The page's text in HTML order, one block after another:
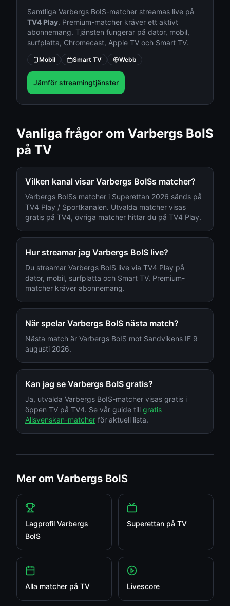
Samtliga Varbergs BoIS-matcher streamas live på
TV4 Play. Premium-matcher kräver ett aktivt
abonnemang. Tjänsten fungerar på dator, mobil,
surfplatta, Chromecast, Apple TV och Smart TV.
Mobil Smart TV Webb
Jämför streamingtjänster
Vanliga frågor om Varbergs BoIS
på TV
Vilken kanal visar Varbergs BoISs matcher?
Varbergs BoISs matcher i Superettan 2026 sänds på
TV4 Play / Sportkanalen. Utvalda matcher visas
gratis på TV4, övriga matcher hittar du på TV4 Play.
Hur streamar jag Varbergs BoIS live?
Du streamar Varbergs BoIS live via TV4 Play på
dator, mobil, surfplatta och Smart TV. Premium-
matcher kräver abonnemang.
När spelar Varbergs BoIS nästa match?
Nästa match är Varbergs BoIS mot Sandvikens IF 9
augusti 2026.
Kan jag se Varbergs BoIS gratis?
Ja, utvalda Varbergs BoIS-matcher visas gratis i
öppen TV på TV4. Se vår guide till gratis
Allsvenskan-matcher för aktuell lista.
Mer om Varbergs BoIS
Lagprofil Varbergs
BoIS
Superettan på TV
Alla matcher på TV Livescore